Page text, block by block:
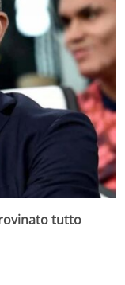
tutto